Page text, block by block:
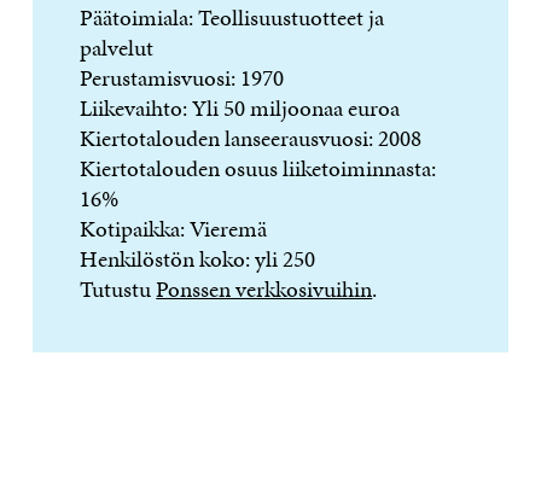
Päätoimiala: Teollisuustuotteet ja
palvelut
Perustamisvuosi: 1970
Liikevaihto: Yli 50 miljoonaa euroa
Kiertotalouden lanseerausvuosi: 2008
Kiertotalouden osuus liiketoiminnasta:
16%
Kotipaikka: Vieremä
Henkilöstön koko: yli 250
TutustuPonssen verkkosivuihin.